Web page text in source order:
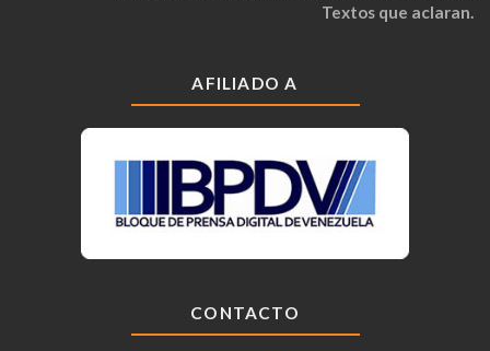
Textos que aclaran.
AFILIADO A
CONTACTO